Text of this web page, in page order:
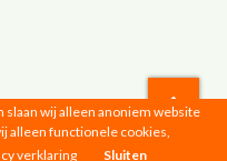
Privacyverklaring
slaan wij alleen anoniem website
alleen functionele cookies,
verklaring Sluiten